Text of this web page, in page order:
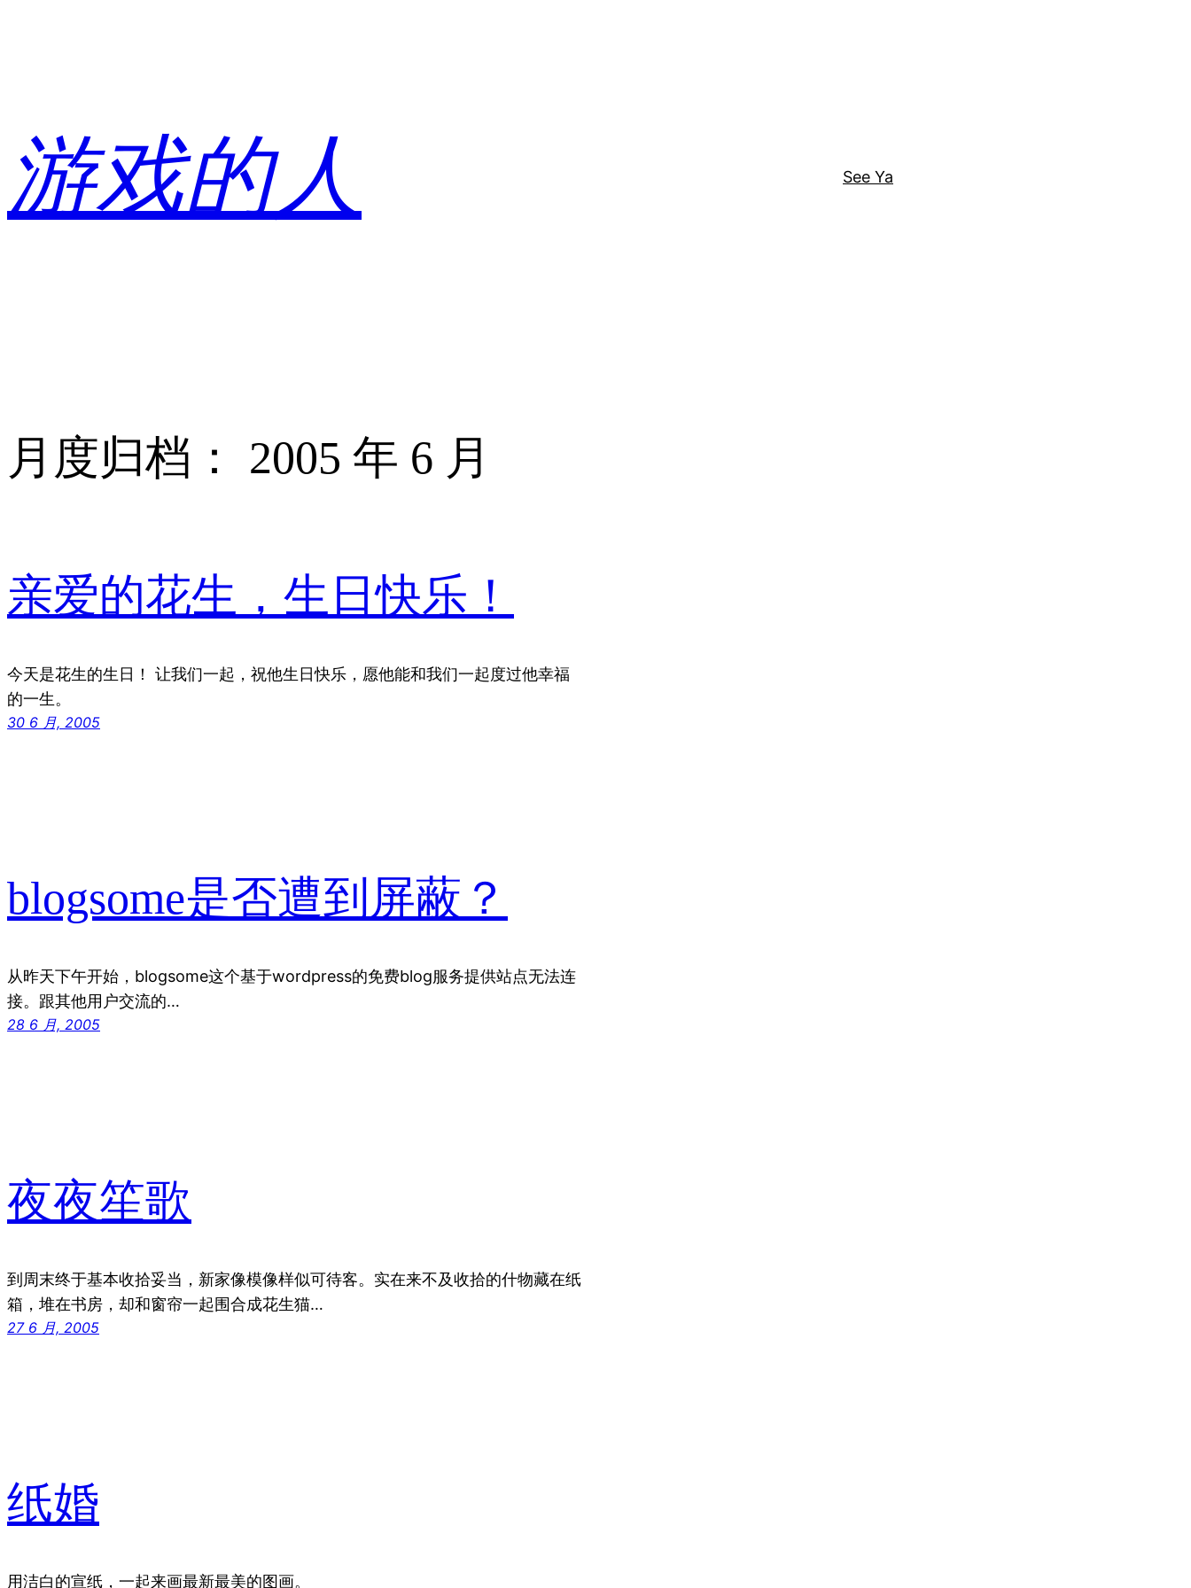
游戏的人 See Ya
月度归档： 2005 年 6 月
亲爱的花生，生日快乐！
今天是花生的生日！ 让我们一起，祝他生日快乐，愿他能和我们一起度过他幸福
的一生。
30 6 月, 2005
blogsome是否遭到屏蔽？
从昨天下午开始，blogsome这个基于wordpress的免费blog服务提供站点无法连
接。跟其他用户交流的…
28 6 月, 2005
夜夜笙歌
到周末终于基本收拾妥当，新家像模像样似可待客。实在来不及收拾的什物藏在纸
箱，堆在书房，却和窗帘一起围合成花生猫…
27 6 月, 2005
纸婚
用洁白的宣纸，一起来画最新最美的图画。